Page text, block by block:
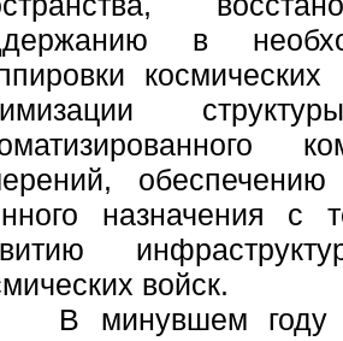
в
назначения с
войск.
году